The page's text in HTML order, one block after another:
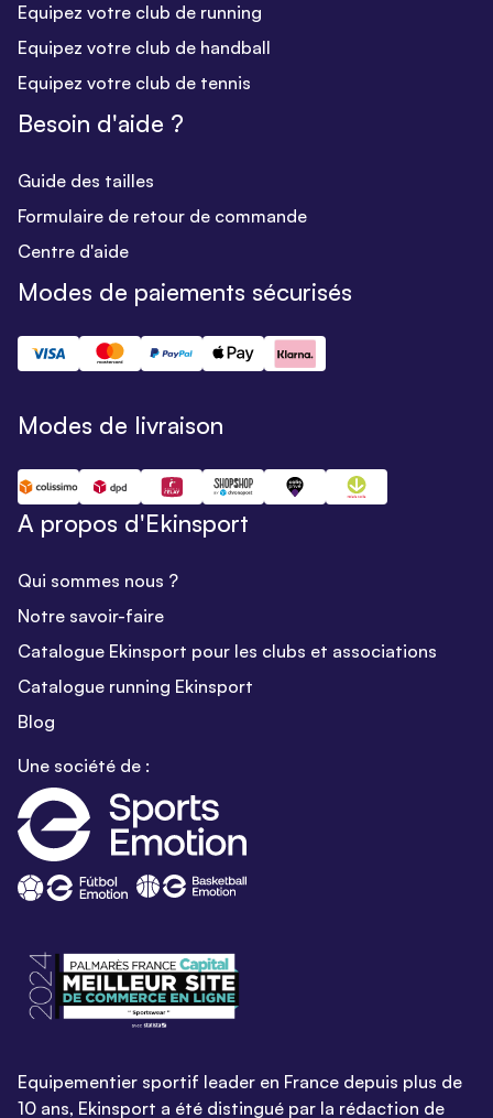
Equipez votre club de running
Equipez votre club de handball
Equipez votre club de tennis
Besoin d'aide ?
Guide des tailles
Formulaire de retour de commande
Centre d'aide
Modes de paiements sécurisés
Modes de livraison
A propos d'Ekinsport
Qui sommes nous ?
Notre savoir-faire
Catalogue Ekinsport pour les clubs et associations
Catalogue running Ekinsport
Blog
Une société de :
Equipementier sportif leader en France depuis plus de
10 ans, Ekinsport a été distingué par la rédaction de